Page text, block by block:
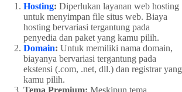
Hosting: Diperlukan layanan web hosting
untuk menyimpan file situs web. Biaya
hosting bervariasi tergantung pada
penyedia dan paket yang kamu pilih.
Domain: Untuk memiliki nama domain,
biayanya bervariasi tergantung pada
ekstensi (.com, .net, dll.) dan registrar yang
kamu pilih.
Tema Premium: Meskipun tema